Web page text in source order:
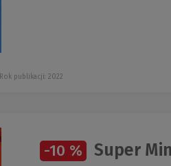
Rok publikacji: 2022
-10 % Super